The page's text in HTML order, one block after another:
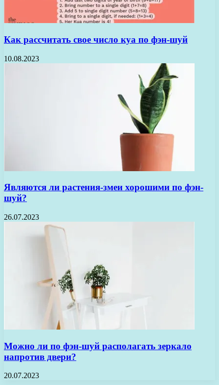
Как рассчитать свое число куа по фэн-шуй
10.08.2023
Являются ли растения-змеи хорошими по фэн-
шуй?
26.07.2023
Можно ли по фэн-шуй располагать зеркало
напротив двери?
20.07.2023